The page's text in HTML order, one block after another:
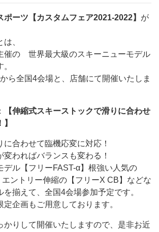
ポーツ【カスタムフェア2021-2022】 が
、
催の 世界最大級のスキーニューモデル
ら全国4会場と、店舗にて開催いたしま
【伸縮式スキーストックで滑りに合わせ
合わせて臨機応変に対応！
わればバランスも変わる！
デル【フリーFAST-α】根強い人気の
エントリー伸縮の【フリーX CB】などな
を揃えて、全国4会場参加予定です。
定企画もご用意しております。
かりして開催いたしますので、是非お近